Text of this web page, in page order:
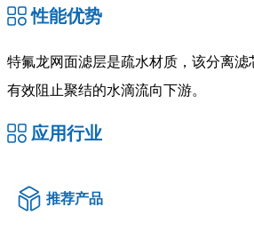
性能优势
特氟龙网面滤层是疏水材质，该分离
有效阻止聚结的水滴流向下游。
应用行业
推荐产品